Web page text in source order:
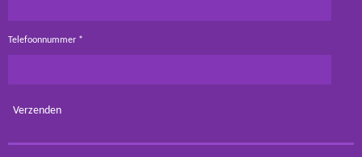
Telefoonnummer *
Verzenden